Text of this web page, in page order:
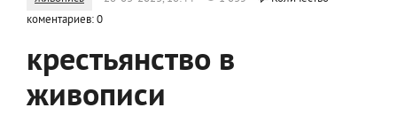
коментариев: 0
крестьянство в
живописи